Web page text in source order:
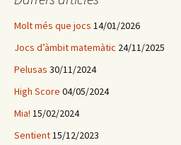
:
Molt més que jocs 14/01/2026
Jocs d’àmbit matemàtic 24/11/2025
Pelusas 30/11/2024
High Score 04/05/2024
Mia! 15/02/2024
Sentient15/12/2023